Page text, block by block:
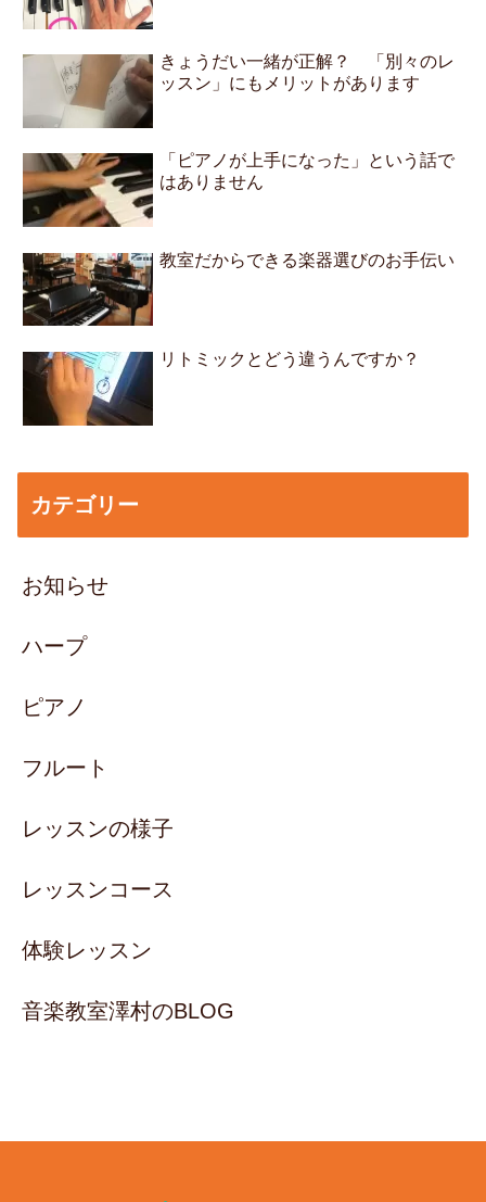
きょうだい一緒が正解？ 「別々のレ
ッスン」にもメリットがあります
「ピアノが上手になった」という話で
はありません
教室だからできる楽器選びのお手伝い
リトミックとどう違うんですか？
カテゴリー
お知らせ
ハープ
ピアノ
フルート
レッスンの様子
レッスンコース
体験レッスン
音楽教室澤村のBLOG